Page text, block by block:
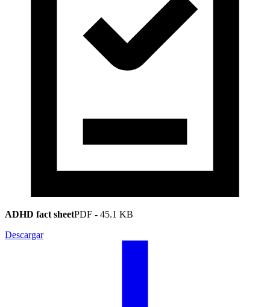
ADHD fact sheetPDF - 45.1 KB
Descargar